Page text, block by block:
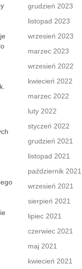
grudzień 2023
listopad 2023
wrzesień 2023
marzec 2023
wrzesień 2022
kwiecień 2022
marzec 2022
luty 2022
styczeń 2022
grudzień 2021
listopad 2021
październik 2021
wrzesień 2021
sierpień 2021
lipiec 2021
czerwiec 2021
maj 2021
kwiecień 2021